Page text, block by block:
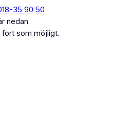
35 90 50
nedan.
som möjligt.